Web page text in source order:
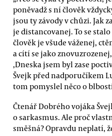
poněvadž s ní člověk
jsou ty závody v chůzi. Jak
je distancovanej. To se
člověk je všude váženej,
a cítí se jako
,Dneska jsem byl zase
Švejk před nadporučíkem
tom pomyslel něco o
Čtenář Dobrého vojáka
o sarkasmus. Ale proč
směšná? Opravdu neplatí,